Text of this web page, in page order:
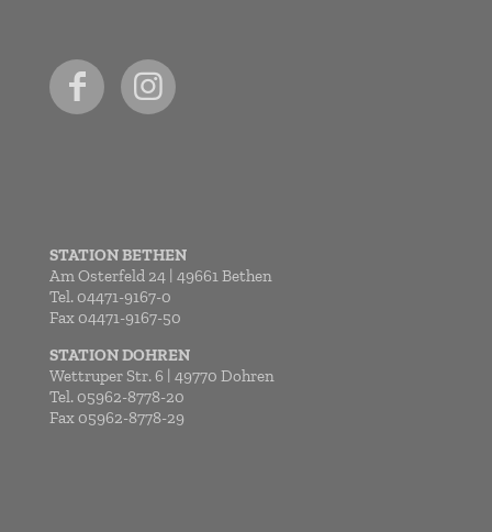
STATION BETHEN
Am Osterfeld 24 | 49661 Bethen
Tel. 04471-9167-0
Fax 04471-9167-50
STATION DOHREN
Wettruper Str. 6 | 49770 Dohren
Tel. 05962-8778-20
Fax 05962-8778-29